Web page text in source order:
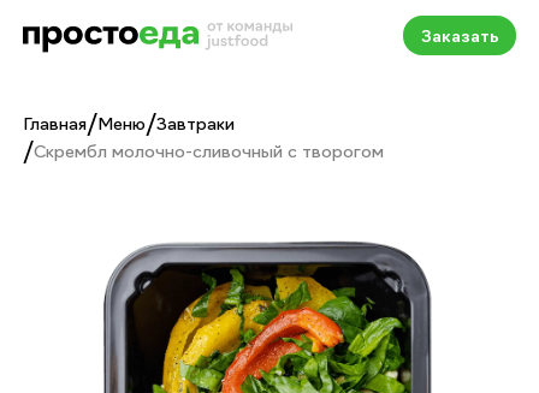
Заказать
Главная/Меню/Завтраки
/Скрембл молочно-сливочный с творогом
Скрембл молочно-